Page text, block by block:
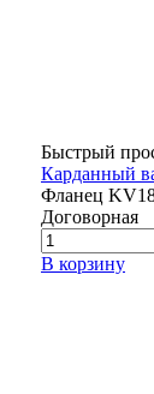
Быстрый
Карданный
Фланец
Договорная
В корзину